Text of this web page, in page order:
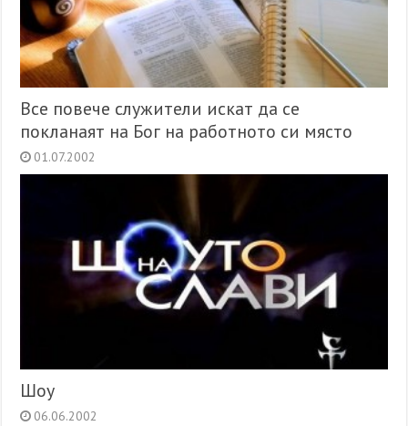
Все повече служители искат да се
покланаят на Бог на работното си място
01.07.2002
Шоу
06.06.2002